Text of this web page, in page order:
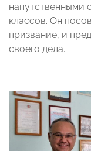
напутственными
классов. Он
призвание, и
своего дела.